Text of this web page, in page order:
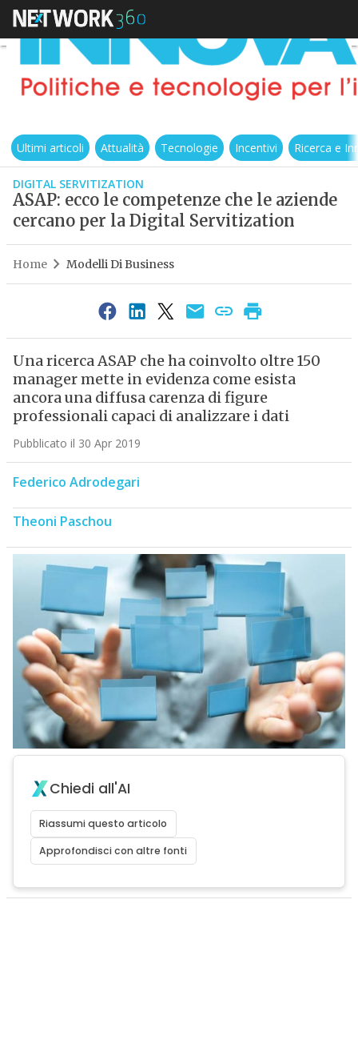
Ultimi articoli Attualità Tecnologie Incentivi Ricerca e
DIGITAL SERVITIZATION
ASAP: ecco le competenze che le aziende
cercano per la Digital Servitization
Home Modelli Di Business
Una ricerca ASAP che ha coinvolto oltre 150
manager mette in evidenza come esista
ancora una diffusa carenza di figure
professionali capaci di analizzare i dati
Pubblicato il 30 Apr 2019
Federico Adrodegari
Theoni Paschou
Chiedi all'AI
Riassumi questo articolo
Approfondisci con altre fonti